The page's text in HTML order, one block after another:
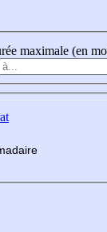
maximale (en